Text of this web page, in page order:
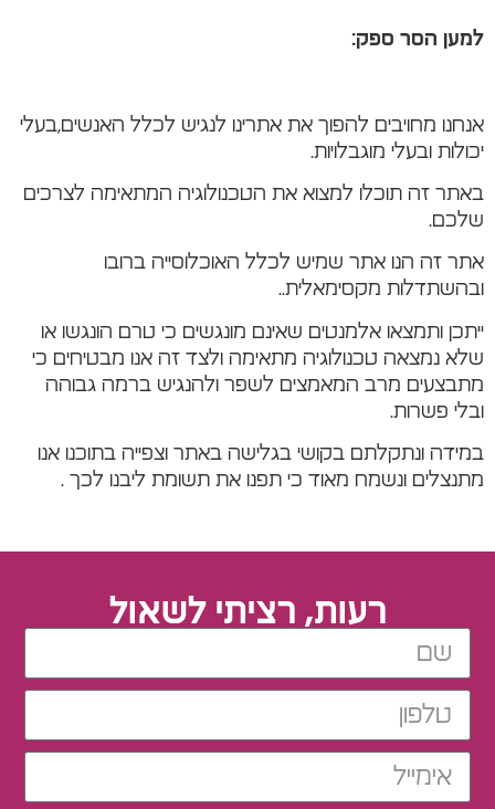
למען הסר ספק:
אנחנו מחויבים להפוך את אתרינו לנגיש לכלל האנשים,בעלי
יכולות ובעלי מוגבלויות.
באתר זה תוכלו למצוא את הטכנולוגיה המתאימה לצרכים
שלכם.
אתר זה הנו אתר שמיש לכלל האוכלוסייה ברובו
ובהשתדלות מקסימאלית..
ייתכן ותמצאו אלמנטים שאינם מונגשים כי טרם הונגשו או
שלא נמצאה טכנולוגיה מתאימה ולצד זה אנו מבטיחים כי
מתבצעים מרב המאמצים לשפר ולהנגיש ברמה גבוהה
ובלי פשרות.
במידה ונתקלתם בקושי בגלישה באתר וצפייה בתוכנו אנו
מתנצלים ונשמח מאוד כי תפנו את תשומת ליבנו לכך .
רעות, רציתי לשאול